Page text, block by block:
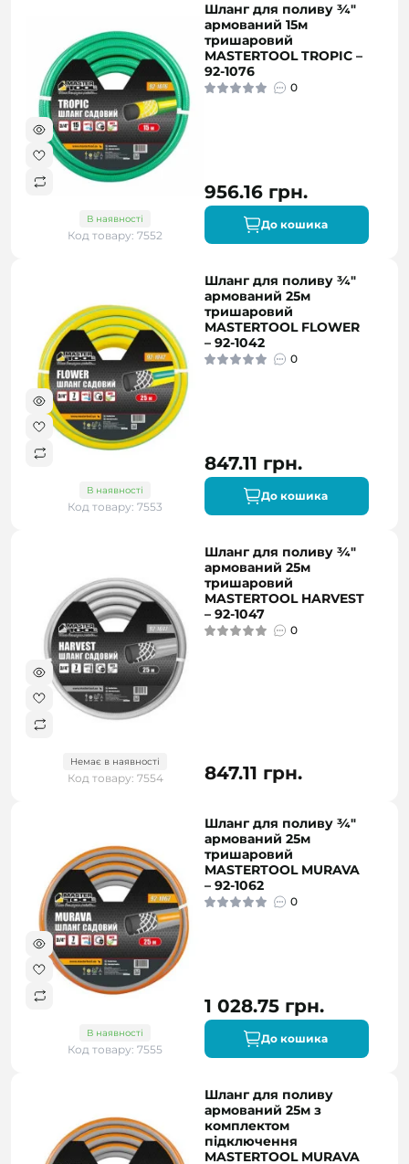
В наявності
Код товару: 7552
Шланг для поливу ¾"
армований 15м
тришаровий
MASTERTOOL TROPIC –
92-1076
0
956.16 грн.
До кошика
В наявності
Код товару: 7553
Шланг для поливу ¾"
армований 25м
тришаровий
MASTERTOOL FLOWER
– 92-1042
0
847.11 грн.
До кошика
Немає в наявності
Код товару: 7554
Шланг для поливу ¾"
армований 25м
тришаровий
MASTERTOOL HARVEST
– 92-1047
0
847.11 грн.
В наявності
Код товару: 7555
Шланг для поливу ¾"
армований 25м
тришаровий
MASTERTOOL MURAVA
– 92-1062
0
1 028.75 грн.
До кошика
Шланг для поливу
армований 25м з
комплектом
підключення
MASTERTOOL MURAVA